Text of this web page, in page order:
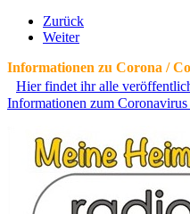
Zurück
Weiter
Informationen zu Corona /
Hier findet ihr alle
Informationen zum